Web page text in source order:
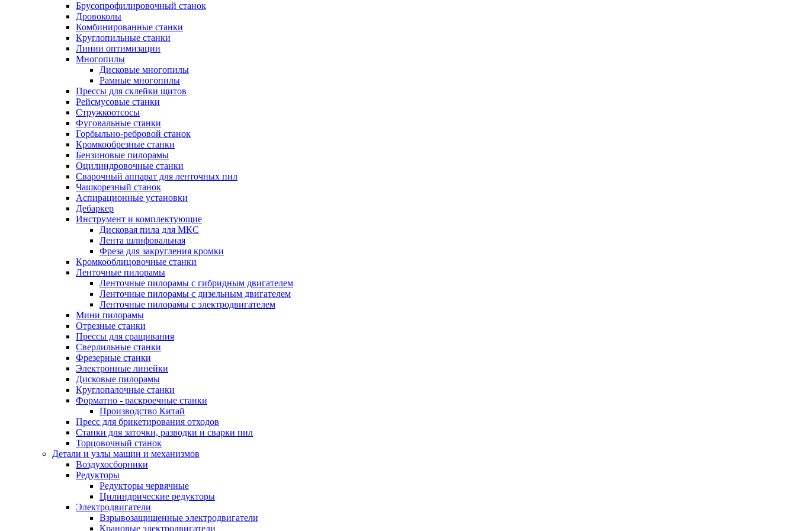
Брусопрофилировочный станок
Дровоколы
Комбинированные станки
Круглопильные станки
Линии оптимизации
Многопилы
Дисковые многопилы
Рамные многопилы
Прессы для склейки щитов
Рейсмусовые станки
Стружкоотсосы
Фуговальные станки
Горбыльно-ребровой станок
Кромкообрезные станки
Бензиновые пилорамы
Оцилиндровочные станки
Сварочный аппарат для ленточных пил
Чашкорезный станок
Аспирационные установки
Дебаркер
Инструмент и комплектующие
Дисковая пила для МКС
Лента шлифовальная
Фреза для закругления кромки
Кромкооблицовочные станки
Ленточные пилорамы
Ленточные пилорамы с гибридным двигателем
Ленточные пилорамы с дизельным двигателем
Ленточные пилорамы с электродвигателем
Мини пилорамы
Отрезные станки
Прессы для сращивания
Сверлильные станки
Фрезерные станки
Электронные линейки
Дисковые пилорамы
Круглопалочные станки
Форматно - раскроечные станки
Производство Китай
Пресс для брикетирования отходов
Станки для заточки, разводки и сварки пил
Торцовочный станок
Детали и узлы машин и механизмов
Воздухосборники
Редукторы
Редукторы червячные
Цилиндрические редукторы
Электродвигатели
Взрывозащищенные электродвигатели
Крановые электродвигатели